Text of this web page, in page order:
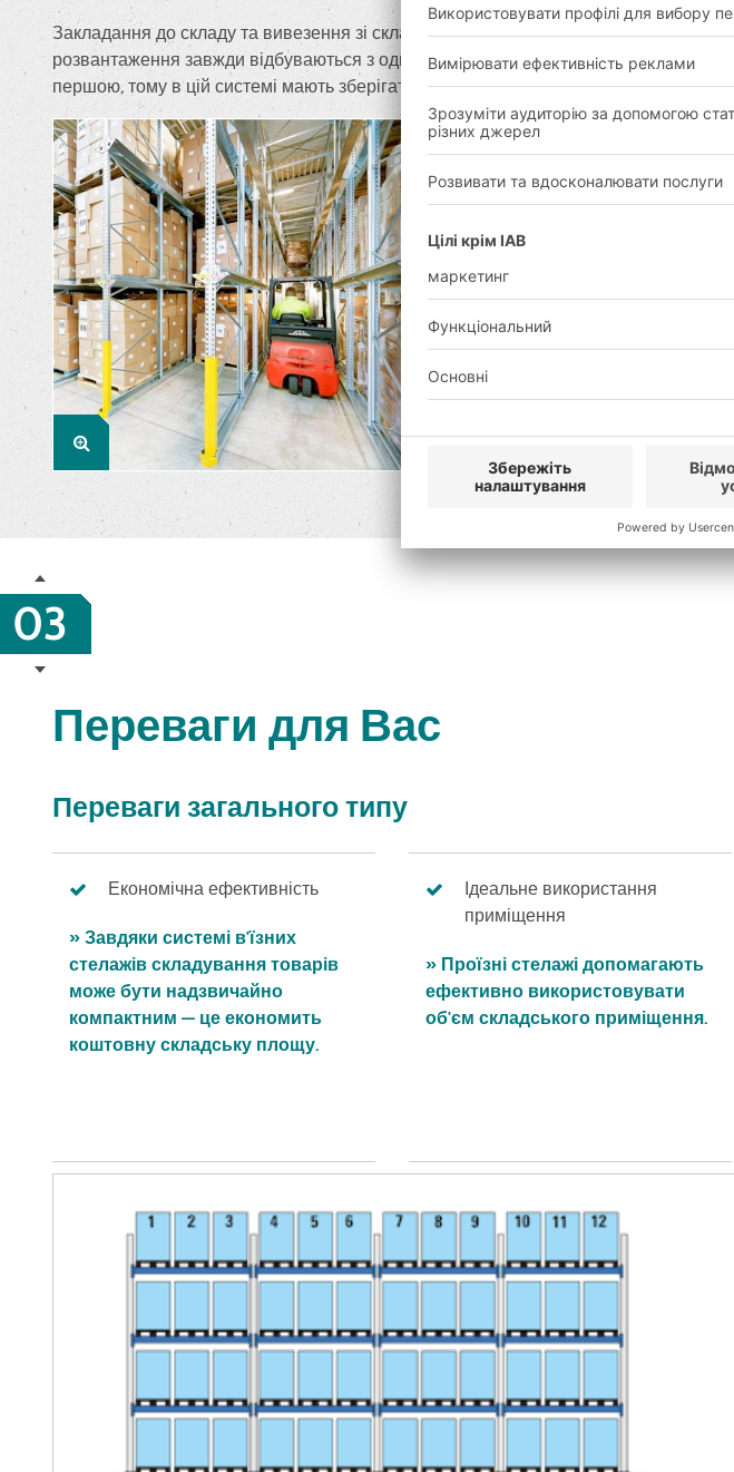
Закладання до складу та вивезення зі складу виконуються за допомогою
розвантаження завжди відбуваються з одного боку. За принципом LIFO
першою, тому в цій системі мають зберігатися товари, для зберігання яких
переваги, але система
завантажується, а на
03
Переваги для Вас
Переваги загального типу
Економічна ефективність
» Завдяки системі в'їзних
стелажів складування товарів
може бути надзвичайно
компактним — це економить
коштовну складську площу.
Ідеальне використання
приміщення
» Проїзні стелажі допомагають
ефективно використовувати
об'єм складського приміщення.